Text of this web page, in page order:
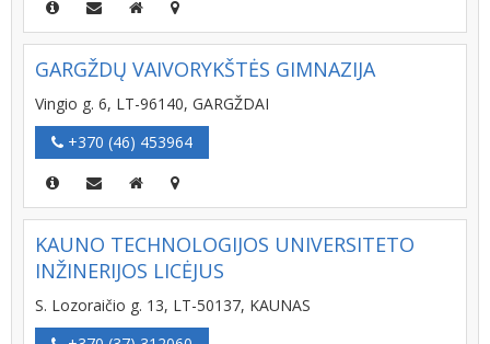
GARGŽDŲ VAIVORYKŠTĖS GIMNAZIJA
Vingio g. 6, LT-96140, GARGŽDAI
+370 (46) 453964
KAUNO TECHNOLOGIJOS UNIVERSITETO
INŽINERIJOS LICĖJUS
S. Lozoraičio g. 13, LT-50137, KAUNAS